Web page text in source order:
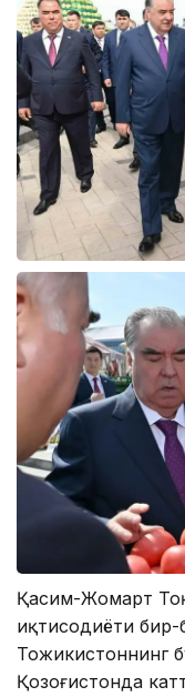
Қасим-Жомарт
иқтисодиёти
Тожикистоннинг
Қозоғистонда